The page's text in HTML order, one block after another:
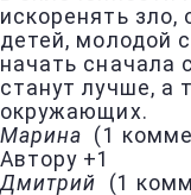
искоренять зло,
детей, молодой
начать сначала
станут лучше, а
окружающих.
Марина ( 1
Автору +1
Дмитрий (1